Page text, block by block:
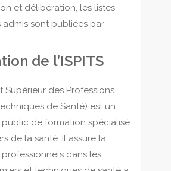
et délibération, les listes
admis sont publiées par
de l’ISPITS
Supérieur des Professions
de Santé) est un
public de formation spécialisé
de la santé. Il assure la
dans les